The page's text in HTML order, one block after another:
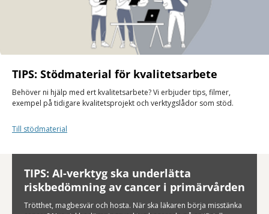
TIPS: Stödmaterial för kvalitetsarbete
Behöver ni hjälp med ert kvalitetsarbete? Vi erbjuder tips, filmer,
exempel på tidigare kvalitetsprojekt och verktygslådor som stöd.
Till stödmaterial
TIPS: AI-verktyg ska underlätta
riskbedömning av cancer i primärvården
Trötthet, magbesvär och hosta. När ska läkaren börja misstänka